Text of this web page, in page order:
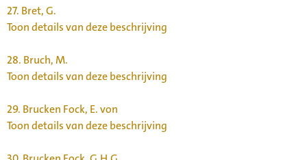
27. Bret, G.
Toon details van deze beschrijving
28. Bruch, M.
Toon details van deze beschrijving
29. Brucken Fock, E. von
Toon details van deze beschrijving